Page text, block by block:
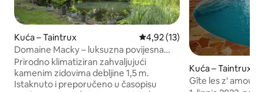
Kuća – Taintrux Prosječna ocjena: 4,92/5,
4,92 (13)
Domaine Macky – luksuzna povijesna
seoska kuća u Vogezama
Prirodno klimatiziran zahvaljujući
kamenim zidovima debljine 1,5 m.
Istaknuto i preporučeno u časopisu
Kuća – Taintrux
Gîte les z'